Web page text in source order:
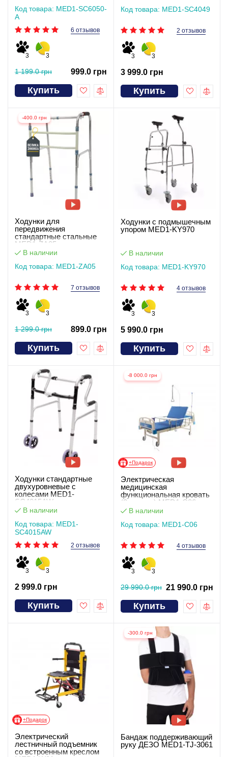
Код товара: MED1-SC6050-
A
6 отзывов
3 3
1 199.0 грн 999.0 грн
Купить
Код товара: MED1-SC4049
2 отзывов
3 3
3 999.0 грн
Купить
-400.0 грн
Ходунки для
передвижения
стандартные стальные
MED1-ZA05
В наличии
Код товара: MED1-ZA05
7 отзывов
3 3
1 299.0 грн 899.0 грн
Купить
Ходунки с подмышечным
упором MED1-KY970
В наличии
Код товара: MED1-KY970
4 отзывов
3 3
5 990.0 грн
Купить
Ходунки стандартные
двухуровневые с
колесами MED1-
SC4015AW
В наличии
Код товара: MED1-
SC4015AW
2 отзывов
3 3
2 999.0 грн
Купить
-8 000.0 грн
+Подарок
Электрическая
медицинская
функциональная кровать
(2 секции) MED1-С06.
Работает без света
В наличии
Код товара: MED1-С06
4 отзывов
3 3
29 990.0 грн 21 990.0 грн
Купить
+Подарок
Электрический
лестничный подъемник
со встроенным креслом
-300.0 грн
Бандаж поддерживающий
руку ДЕЗО MED1-TJ-3061